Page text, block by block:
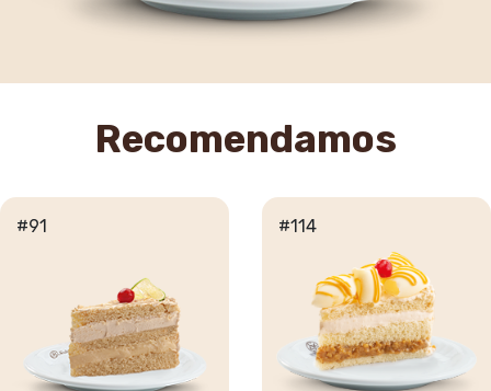
Recomendamos
#91 #114